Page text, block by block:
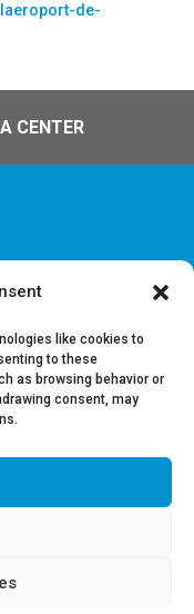
like cookies to
to these
as browsing behavior or
consent, may
de-
CENTER